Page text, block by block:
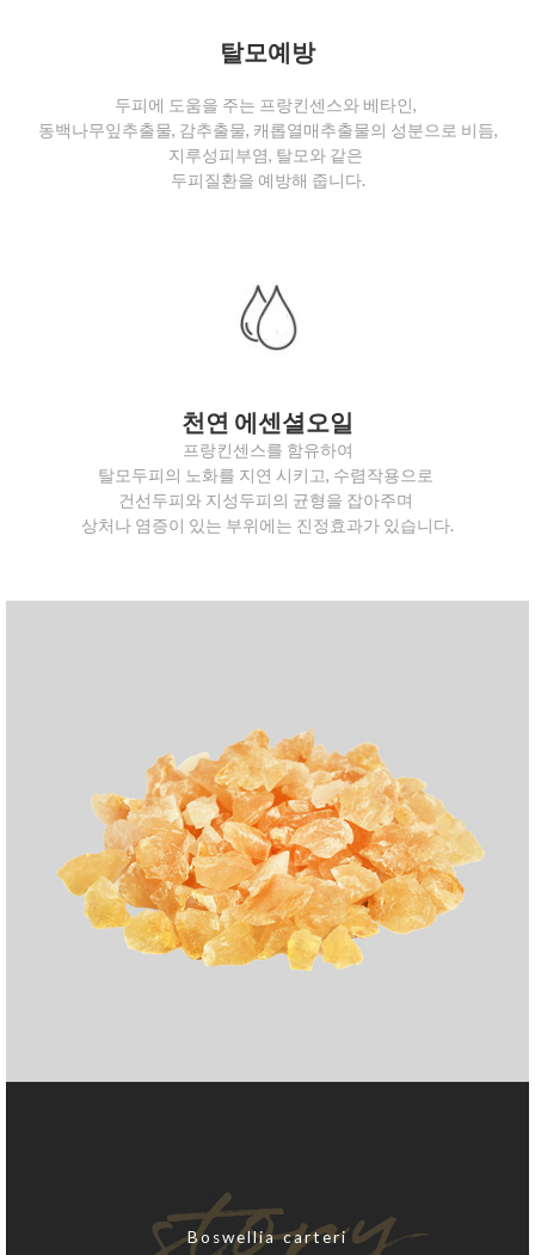
탈모예방
두피에 도움을 주는 프랑킨센스와 베타인,
동백나무잎추출물, 감추출물, 캐롭열매추출물의 성분으로 비듬,
지루성피부염, 탈모와 같은
두피질환을 예방해 줍니다.
천연 에센셜오일
프랑킨센스를 함유하여
탈모두피의 노화를 지연 시키고, 수렴작용으로
건선두피와 지성두피의 균형을 잡아주며
상처나 염증이 있는 부위에는 진정효과가 있습니다.
Boswellia­ carteri